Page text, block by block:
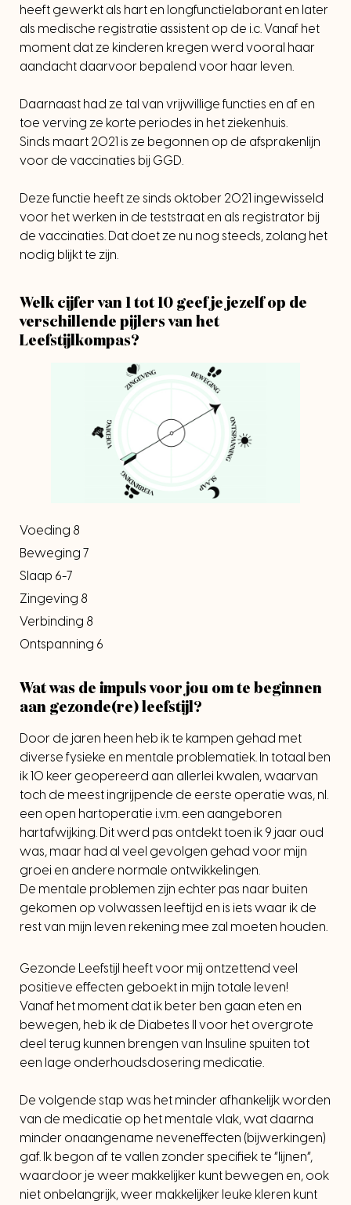
heeft gewerkt als hart en longfunctielaborant en later
als medische registratie assistent op de i.c. Vanaf het
moment dat ze kinderen kregen werd vooral haar
aandacht daarvoor bepalend voor haar leven.
Daarnaast had ze tal van vrijwillige functies en af en
toe verving ze korte periodes in het ziekenhuis.
Sinds maart 2021 is ze begonnen op de afsprakenlijn
voor de vaccinaties bij GGD.
Deze functie heeft ze sinds oktober 2021 ingewisseld
voor het werken in de teststraat en als registrator bij
de vaccinaties. Dat doet ze nu nog steeds, zolang het
nodig blijkt te zijn.
Welk cijfer van 1 tot 10 geef je jezelf op de
verschillende pijlers van het
Leefstijlkompas?
Voeding 8
Beweging 7
Slaap 6-7
Zingeving 8
Verbinding 8
Ontspanning 6
Wat was de impuls voor jou om te beginnen
aan gezonde(re) leefstijl?
Door de jaren heen heb ik te kampen gehad met
diverse fysieke en mentale problematiek. In totaal ben
ik 10 keer geopereerd aan allerlei kwalen, waarvan
toch de meest ingrijpende de eerste operatie was, nl.
een open hartoperatie i.v.m. een aangeboren
hartafwijking. Dit werd pas ontdekt toen ik 9 jaar oud
was, maar had al veel gevolgen gehad voor mijn
groei en andere normale ontwikkelingen.
De mentale problemen zijn echter pas naar buiten
gekomen op volwassen leeftijd en is iets waar ik de
rest van mijn leven rekening mee zal moeten houden.
Gezonde Leefstijl heeft voor mij ontzettend veel
positieve effecten geboekt in mijn totale leven!
Vanaf het moment dat ik beter ben gaan eten en
bewegen, heb ik de Diabetes II voor het overgrote
deel terug kunnen brengen van Insuline spuiten tot
een lage onderhoudsdosering medicatie.
De volgende stap was het minder afhankelijk worden
van de medicatie op het mentale vlak, wat daarna
minder onaangename neveneffecten (bijwerkingen)
gaf. Ik begon af te vallen zonder specifiek te “lijnen”,
waardoor je weer makkelijker kunt bewegen en, ook
niet onbelangrijk, weer makkelijker leuke kleren kunt